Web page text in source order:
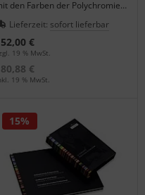
1960) in Paris verwaltet
Sie enthält zahlreiche
Biographie und viele
weltweit exklusiven Rechte
Sie lizensiert
Premiumsegmente aus
den Farben der Polychromie
- Architekturfarben.
Lieferzeit: sofort lieferbar
€
19 % MwSt.
€
19 % MwSt.
15%